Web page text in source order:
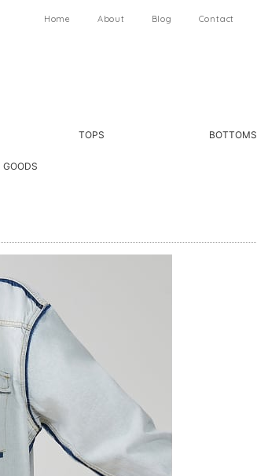
Home About Blog Contact
TOPS BOTTOMS
GOODS